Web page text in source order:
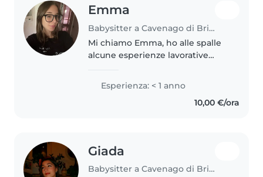
Emma
Babysitter a Cavenago di Brianza
Mi chiamo Emma, ho alle spalle
alcune esperienze lavorative
e a relazionarmi con il pubblico.
Esperienza: < 1 anno
10,00 €/ora
Giada
Babysitter a Cavenago di Brianza